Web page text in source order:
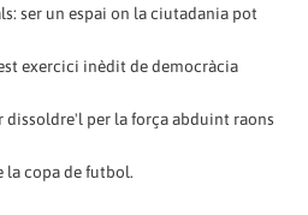
ser un espai on la ciutadania pot
exercici inèdit de democràcia
per la força abduint raons
la copa de futbol.